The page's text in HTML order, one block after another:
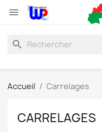

search
Accueil Carrelages
CARRELAGES